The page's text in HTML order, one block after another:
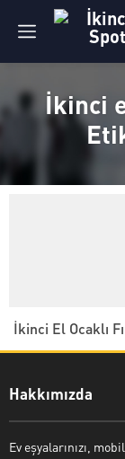
İkinci
İkinci El Ocaklı
Hakkımızda
Ev eşyalarınızı,